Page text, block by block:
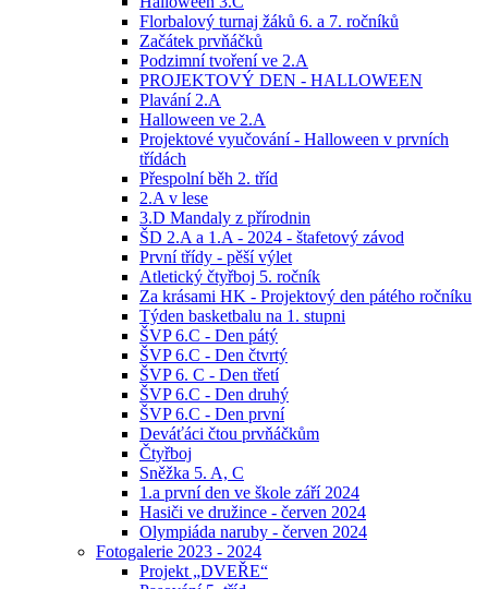
Florbalový turnaj žáků 6. a 7. ročníků
Začátek prvňáčků
Podzimní tvoření ve 2.A
PROJEKTOVÝ DEN - HALLOWEEN
Plavání 2.A
Halloween ve 2.A
Projektové vyučování - Halloween v prvních
třídách
Přespolní běh 2. tříd
2.A v lese
3.D Mandaly z přírodnin
ŠD 2.A a 1.A - 2024 - štafetový závod
První třídy - pěší výlet
Atletický čtyřboj 5. ročník
Za krásami HK - Projektový den pátého ročníku
Týden basketbalu na 1. stupni
ŠVP 6.C - Den pátý
ŠVP 6.C - Den čtvrtý
ŠVP 6. C - Den třetí
ŠVP 6.C - Den druhý
ŠVP 6.C - Den první
Deváťáci čtou prvňáčkům
Čtyřboj
Sněžka 5. A, C
1.a první den ve škole září 2024
Hasiči ve družince - červen 2024
Olympiáda naruby - červen 2024
Fotogalerie 2023 - 2024
Projekt „DVEŘE“